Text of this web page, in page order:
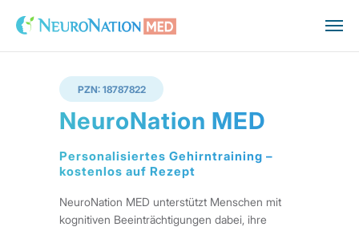
NeuroNation MED unterstützt Menschen mit
kognitiven Beeinträchtigungen dabei, ihre
Personalisiertes Gehirntraining –
kostenlos auf Rezept
NeuroNation MED
PZN: 18787822